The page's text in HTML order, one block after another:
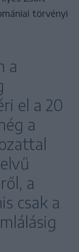
törvényi
a
el a 20
a
a
csak a